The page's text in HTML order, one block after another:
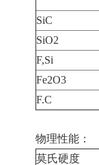
SiC
SiO2
F,Si
Fe2O3
F.C
物理性能：
莫氏硬度